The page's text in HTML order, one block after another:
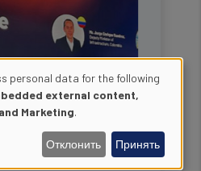
personal data for the following
external content,
Marketing.
Отклонить Принять